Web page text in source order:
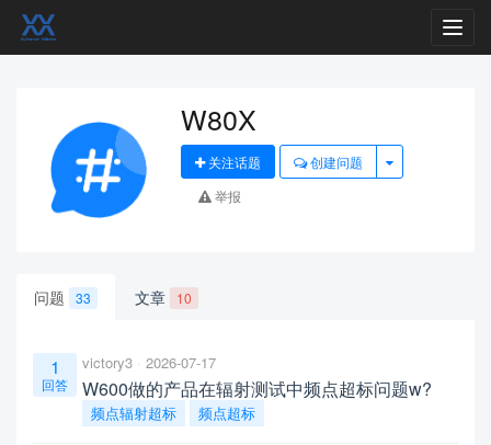
W80X
关注话题
创建问题
举报
问题 33 文章 10
1
回答
victory3 2026-07-17
W600做的产品在辐射测试中频点超标问题w?
频点辐射超标 频点超标